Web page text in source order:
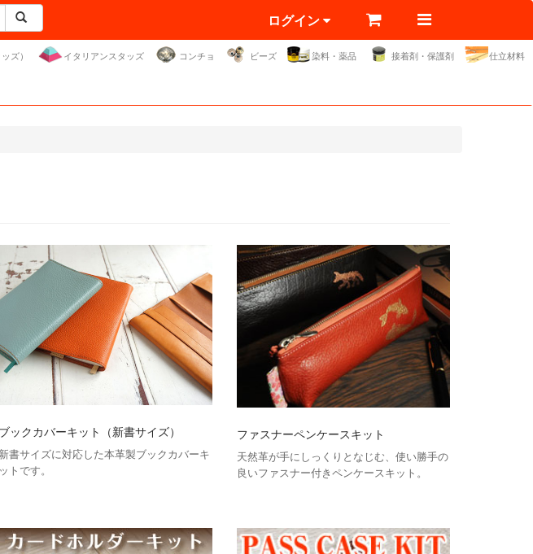
ログイン
ズ） イタリアンスタッズ コンチョ ビーズ 染料・薬品 接着剤・保護剤 仕立材料
ブックカバーキット（新書サイズ）
新書サイズに対応した本革製ブックカバーキ
ットです。
ファスナーペンケースキット
天然革が手にしっくりとなじむ、使い勝手の
良いファスナー付きペンケースキット。